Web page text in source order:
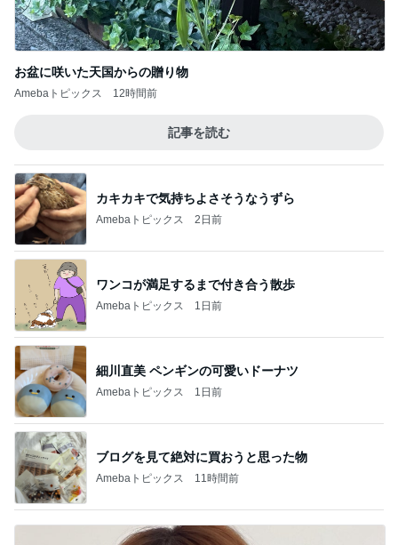
お盆に咲いた天国からの贈り物
Amebaトピックス 12時間前
記事を読む
カキカキで気持ちよさそうなうずら
Amebaトピックス 2日前
ワンコが満足するまで付き合う散歩
Amebaトピックス 1日前
細川直美 ペンギンの可愛いドーナツ
Amebaトピックス 1日前
ブログを見て絶対に買おうと思った物
Amebaトピックス 11時間前